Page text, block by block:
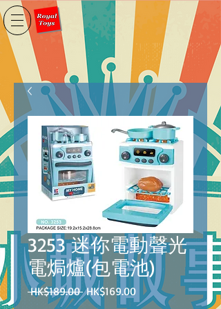
3253 迷你電動聲光
電焗爐(包電池)
HK$189.00 一
般
HK$169.00促
銷